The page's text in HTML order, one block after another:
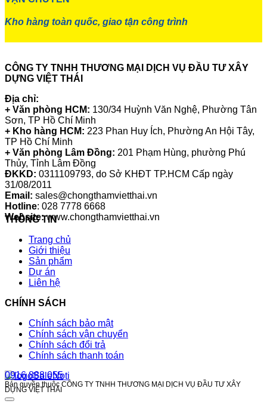
Kho hàng toàn quốc, giao tận công trình
CÔNG TY TNHH THƯƠNG MẠI DỊCH VỤ ĐẦU TƯ XÂY
DỰNG VIỆT THÁI
Địa chỉ:
+ Văn phòng HCM: 130/34 Huỳnh Văn Nghệ, Phường Tân
Sơn, TP Hồ Chí Minh
+ Kho hàng HCM: 223 Phan Huy Ích, Phường An Hội Tây,
TP Hồ Chí Minh
+ Văn phòng Lâm Đồng: 201 Phạm Hùng, phường Phú
Thủy, Tỉnh Lâm Đồng
ĐKKD: 0311109793, do Sở KHĐT TP.HCM Cấp ngày
31/08/2011
Email: sales@chongthamvietthai.vn
Hotline: 028 7778 6668
Website:www.chongthamvietthai.vn
THÔNG TIN
Trang chủ
Giới thiệu
Sản phẩm
Dự án
Liên hệ
CHÍNH SÁCH
Chính sách bảo mật
Chính sách vận chuyển
Chính sách đổi trả
Chính sách thanh toán
0916 888 055
Bản quyền thuộc CÔNG TY TNHH THƯƠNG MẠI DỊCH VỤ ĐẦU TƯ XÂY
DỰNG VIỆT THÁI